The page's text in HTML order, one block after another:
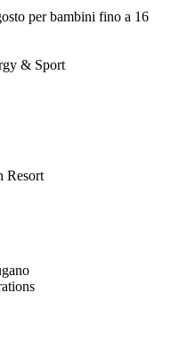
per bambini fino a 16
& Sport
Resort